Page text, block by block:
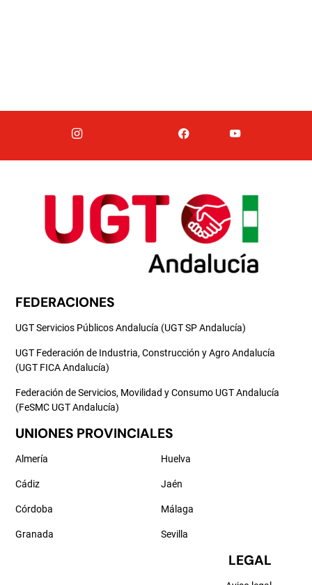
FEDERACIONES
UGT Servicios Públicos Andalucía (UGT SP Andalucía)
UGT Federación de Industria, Construcción y Agro Andalucía
(UGT FICA Andalucía)
Federación de Servicios, Movilidad y Consumo UGT Andalucía
(FeSMC UGT Andalucía)
UNIONES PROVINCIALES
Almería
Cádiz
Córdoba
Granada
Huelva
Jaén
Málaga
Sevilla
LEGAL